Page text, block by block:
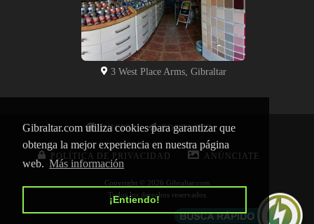
Gibraltar.com utiliza cookies para garantizar que
obtenga la mejor experiencia en nuestra página
web. Más información
¡Entiendo!
3 West Place Arms, Gibraltar
INICIO CONTACTO
POLÍTICA DE PRIVACIDAD ANÚNCIATE
Copyright © 2026 Gibraltar.com
Todos los derechos reservados